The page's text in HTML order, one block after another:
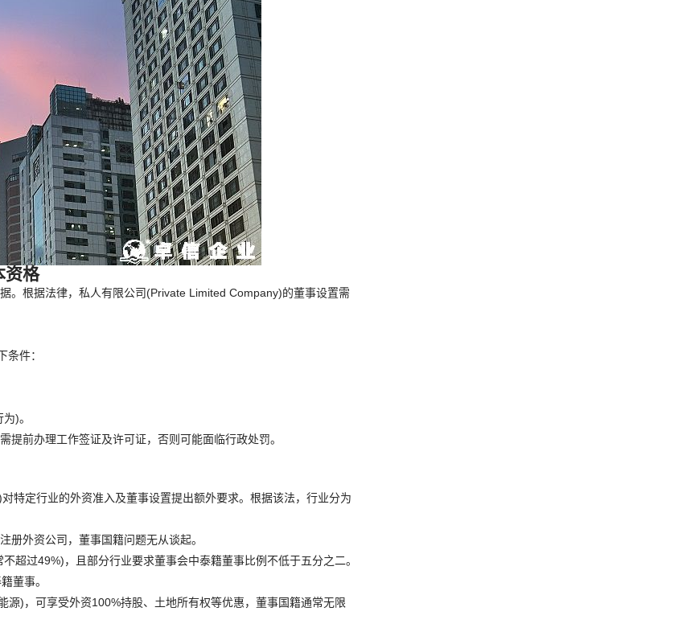
资格
。根据法律，私人有限公司(Private Limited Company)的董事设置需
件：
)。
前办理工作签证及许可证，否则可能面临行政处罚。
特定行业的外资准入及董事设置提出额外要求。根据该法，行业分为
册外资公司，董事国籍问题无从谈起。
超过49%)，且部分行业要求董事会中泰籍董事比例不低于五分之二。
董事。
)，可享受外资100%持股、土地所有权等优惠，董事国籍通常无限